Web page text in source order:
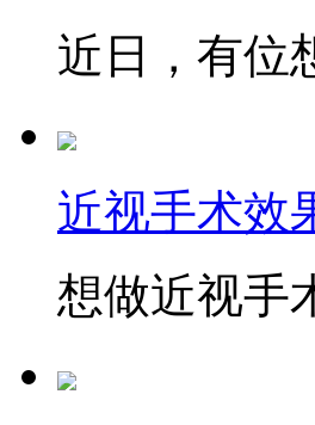
近日，有位
近视手术效
想做近视手